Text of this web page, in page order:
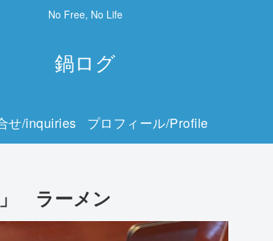
No Free, No Life
鍋ログ
せ/inquiries プロフィール/Profile
」 ラーメン